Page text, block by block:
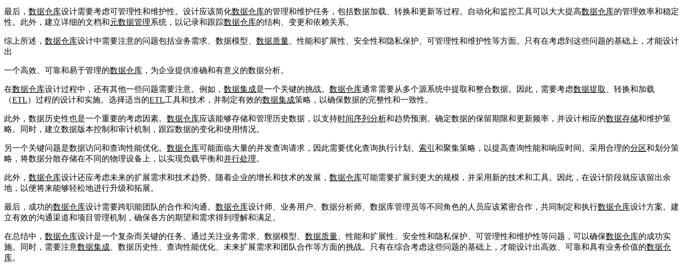
最后， 数据仓库设计需要考虑可管理性和维护性。设计应该简化数据仓库的管理和维护任务，包括数据加载、转换和更新等过程。自动化和监控工具可以大大提高数据仓库的管理效率和稳定
性。此外，建立详细的文档和元数据管理系统，以记录和跟踪数据仓库的结构、变更和依赖关系。
综上所述， 数据仓库设计中需要注意的问题包括业务需求、数据模型、 数据质量 、性能和扩展性、安全性和隐私保护、可管理性和维护性等方面。只有在考虑到这些问题的基础上，才能设计
出
一个高效、可靠和易于管理的数据仓库 ，为企业提供准确和有意义的数据分析。
在数据仓库设计过程中，还有其他一些问题需要注意。例如， 数据集成是一个关键的挑战。 数据仓库通常需要从多个源系统中提取和整合数据。因此，需要考虑数据提取
、转换和加载
（ETL）过程的设计和实施。选择适当的ETL工具和技术，并制定有效的数据集成策略，以确保数据的完整性和一致性。
此外，数据历史性也是一个重要的考虑因素。 数据仓库应该能够存储和管理历史数据，以支持时间序列分析和趋势预测。确定数据的保留期限和更新频率，并设计相应的数据存储和维护策
略。同时，建立数据版本控制和审计机制，跟踪数据的变化和使用情况。
另一个关键问题是数据访问和查询性能优化。 数据仓库可能面临大量的并发查询请求，因此需要优化查询执行计划、 索引 和聚集策略，以提高查询性能和响应时间。采用合理的分区和划分策
略，将数据分散存储在不同的物理设备上，以实现负载平衡和并行处理。
此外， 数据仓库设计还应考虑未来的扩展需求和技术趋势。随着企业的增长和技术的发展， 数据仓库可能需要扩展到更大的规模，并采用新的技术和工具。因此，在设计阶段就应该留出余
地，以便将来能够轻松地进行升级和拓展。
最后，成功的数据仓库设计需要跨职能团队的合作和沟通。 数据仓库设计师、业务用户、数据分析师、数据库管理员等不同角色的人员应该紧密合作，共同制定和执行数据仓库设计方案。建
立有效的沟通渠道和项目管理机制，确保各方的期望和需求得到理解和满足。
在总结中， 数据仓库设计是一个复杂而关键的任务。通过关注业务需求、数据模型、 数据质量 、性能和扩展性、安全性和隐私保护、可管理性和维护性等问题，可以确保数据仓库的成功实
施。同时，需要注意数据集成 、数据历史性、查询性能优化、未来扩展需求和团队合作等方面的挑战。只有在综合考虑这些问题的基础上，才能设计出高效、可靠和具有业务价值的数据仓
库。